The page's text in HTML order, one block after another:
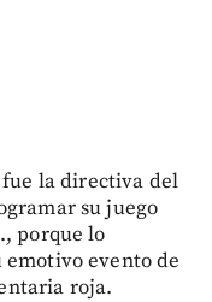
la directiva del
su juego
porque lo
evento de
roja.